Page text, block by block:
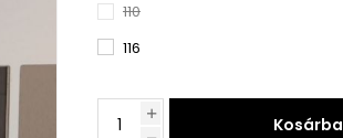
110
116
Kosárba